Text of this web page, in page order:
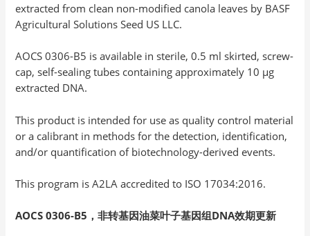
extracted from clean non-modified canola leaves by BASF
Agricultural Solutions Seed US LLC.
AOCS 0306-B5 is available in sterile, 0.5 ml skirted, screw-
cap, self-sealing tubes containing approximately 10 µg
extracted DNA.
This product is intended for use as quality control material
or a calibrant in methods for the detection, identification,
and/or quantification of biotechnology-derived events.
This program is A2LA accredited to ISO 17034:2016.
AOCS 0306-B5，非转基因油菜叶子基因组DNA效期更新